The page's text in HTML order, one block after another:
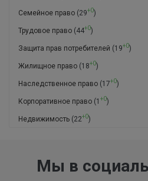
Семейное право (29+0)
Трудовое право (44+0)
Защита прав потребителей (19+0)
Жилищное право (18+0)
Наследственное право (17+0)
Корпоративное право (1 +0)
Недвижимость (22+0)
Мы в